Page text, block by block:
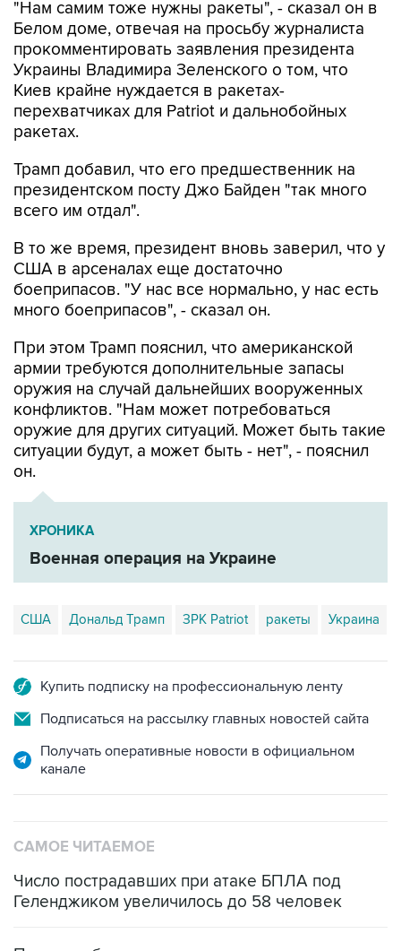
прокомментировать заявления президента
Украины Владимира Зеленского о том, что
Киев крайне нуждается в ракетах-
перехватчиках для Patriot и дальнобойных
ракетах.
Трамп добавил, что его предшественник на
всего им отдал".
В то же время, президент вновь заверил, что у
боеприпасов. "У нас все нормально, у нас есть
много боеприпасов", - сказал он.
При этом Трамп пояснил, что американской
оружия на случай дальнейших вооруженных
конфликтов. "Нам может потребоваться
оружие для других ситуаций. Может быть такие
ситуации будут, а может быть - нет", - пояснил
он.
ХРОНИКА
Военная операция на Украине
США Дональд Трамп ЗРК Patriot ракеты Украина
Подписаться на рассылку главных новостей сайта
Получать оперативные новости в официальном
канале
Число пострадавших при атаке БПЛА под
Путин сообщил о решении сосредоточить в